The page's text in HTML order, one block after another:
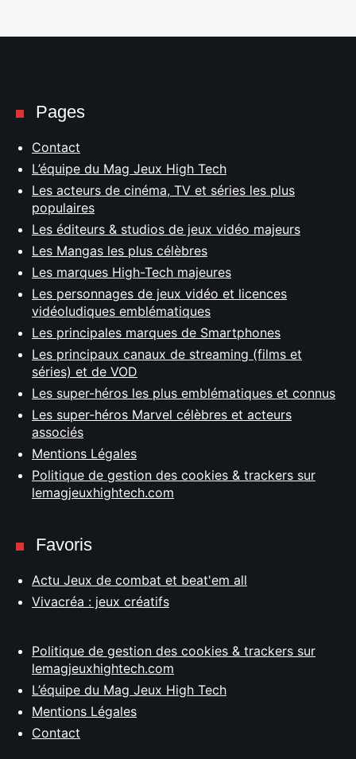
Pages
Contact
L’équipe du Mag Jeux High Tech
Les acteurs de cinéma, TV et séries les plus
populaires
Les éditeurs & studios de jeux vidéo majeurs
Les Mangas les plus célèbres
Les marques High-Tech majeures
Les personnages de jeux vidéo et licences
vidéoludiques emblématiques
Les principales marques de Smartphones
Les principaux canaux de streaming (films et
séries) et de VOD
Les super-héros les plus emblématiques et connus
Les super-héros Marvel célèbres et acteurs
associés
Mentions Légales
Politique de gestion des cookies & trackers sur
lemagjeuxhightech.com
Favoris
Actu Jeux de combat et beat'em all
Vivacréa : jeux créatifs
Politique de gestion des cookies & trackers sur
lemagjeuxhightech.com
L’équipe du Mag Jeux High Tech
Mentions Légales
Contact